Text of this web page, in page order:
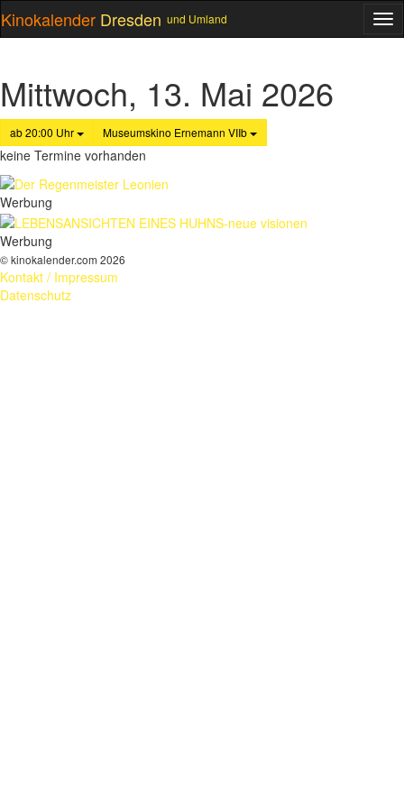
Kinokalender Dresden und Umland
Mittwoch, 13. Mai 2026
ab 20:00 Uhr Museumskino Ernemann VIIb
keine Termine vorhanden
Werbung
Werbung
© kinokalender.com 2026
Kontakt / Impressum
Datenschutz